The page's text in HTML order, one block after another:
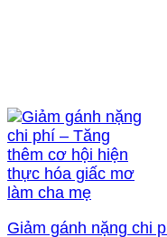
Giảm gánh nặng chi